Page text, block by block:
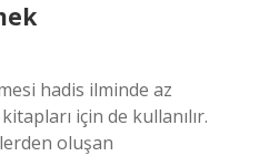
hadis ilminde az
için de kullanılır.
oluşan